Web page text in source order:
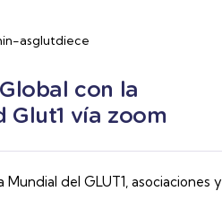
asglutdiece
con la
Glut1 vía zoom
del GLUT1, asociaciones y